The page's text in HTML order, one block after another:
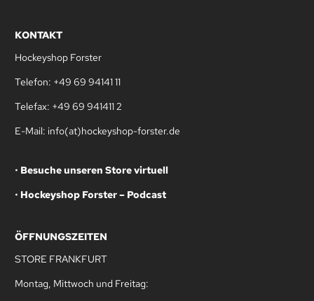
KONTAKT
Hockeyshop Forster
Telefon: +49 69 94141 11
Telefax: +49 69 941411 2
E-Mail: info(at)hockeyshop-forster.de
• Besuche unseren Store virtuell
• Hockeyshop Forster – Podcast
ÖFFNUNGSZEITEN
STORE FRANKFURT
Montag, Mittwoch und Freitag: